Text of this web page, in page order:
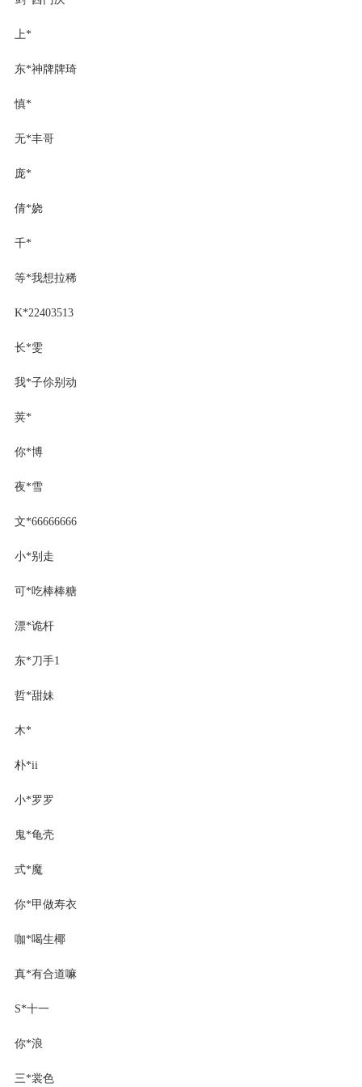
上*
东*神牌牌琦
慎*
无*丰哥
庞*
倩*娆
千*
等*我想拉稀
K*22403513
长*雯
我*子伱别动
荚*
你*博
夜*雪
文*66666666
小*别走
可*吃棒棒糖
漂*诡杆
东*刀手1
哲*甜妹
木*
朴*ii
小*罗罗
鬼*龟壳
式*魔
你*甲做寿衣
咖*喝生椰
真*有合道嘛
S*十一
你*浪
三*裳色